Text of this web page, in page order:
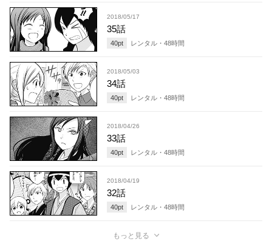
2018/05/17
35話
40pt レンタル・ 48時間
2018/05/03
34話
40pt レンタル・ 48時間
2018/04/26
33話
40pt レンタル・ 48時間
2018/04/19
32話
40pt レンタル・ 48時間
もっと見る